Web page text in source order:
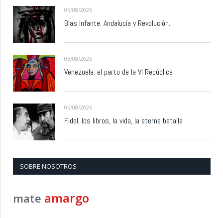
05/08/2026
Blas Infante: Andalucía y Revolución.
05/08/2026
Venezuela: el parto de la VI República
05/08/2026
Fidel, los libros, la vida, la eterna batalla
SOBRE NOSOTROS
mate amargo